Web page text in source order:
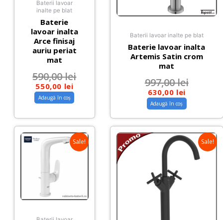
Baterii lavoar
inalte pe blat
Baterie
lavoar inalta
Arce finisaj
auriu periat
mat
590,00lei
550,00 lei
Adaugă în coș
Baterii lavoar inalte pe blat
Baterie lavoar inalta
Artemis Satin crom
mat
997,00lei
630,00 lei
Adaugă în coș
Sale! Sale!